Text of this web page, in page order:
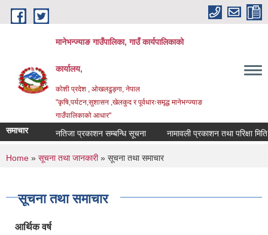
Skip to main content
मानेभन्ज्याङ गाउँपालिका, गाउँ कार्यपालिकाको
कार्यालय,
कोशी प्रदेश , ओखलढुङ्गा, नेपाल
"कृषि,पर्यटन,सुशासन ,खेलकुद र पूर्वधारःसमृद्ध मानेभन्ज्याङ
गाउँपालिकाको आधार"
समाचार नतिजा प्रकाशन सम्बन्धि सूचना नामावली प्रकाशन तथा परिक्षा मिति
You are here
Home » सूचना तथा जानकारी» सूचना तथा समाचार
सूचना तथा समाचार
आर्थिक वर्ष